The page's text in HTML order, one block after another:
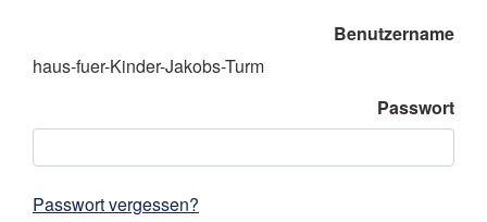
Benutzername
haus-fuer-Kinder-Jakobs-Turm
Passwort
Passwort vergessen?